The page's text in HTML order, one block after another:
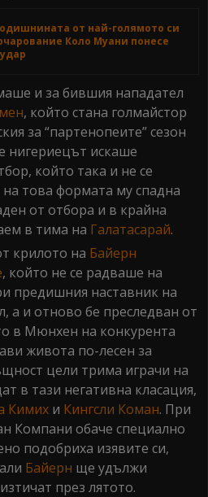
от най-голямото си
Коло Муани понесе
и за бившия нападател
, който стана голмайстор
за “партенопеите” сезон
нигериецът искаше
който така и не се
това формата му спадна
от отбора и в крайна
в тима на Галатасарай.
крилото на Байерн
, който не се радваше на
предишния наставник на
а и отново бе преследван от
в Мюнхен на конкурента
живота по-лесен за
цели трима играчи на
в тази негативна класация,
Кимих и Кингсли Коман. При
Компани обаче специално
подобриха изявите си,
Байерн ще удължи
през лятото.